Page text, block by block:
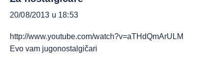
20/08/2013 u 18:53
http://www.youtube.com/watch?v=aTHdQmArULM
Evo vam jugonostalgičari